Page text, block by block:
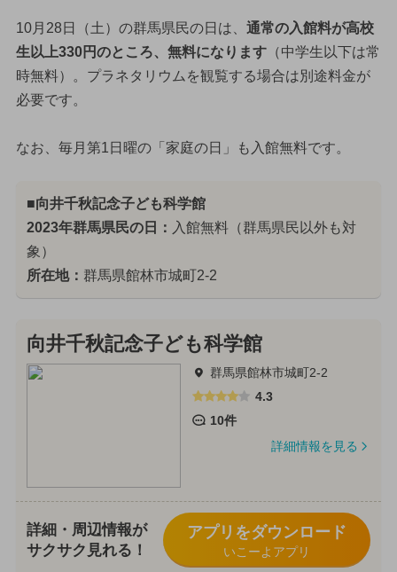
10月28日（土）の群馬県民の日は、 通常の入館料が高校
生以上330円のところ、無料になります（中学生以下は常
時無料）。プラネタリウムを観覧する場合は別途料金が
必要です。
なお、毎月第1日曜の「家庭の日」も入館無料です。
■向井千秋記念子ども科学館
2023年群馬県民の日： 入館無料（群馬県民以外も対
象）
所在地： 群馬県館林市城町2-2
向井千秋記念子ども科学館
群馬県館林市城町2-2
4.3
10件
詳細情報を見る
詳細・周辺情報が
サクサク見れる！
アプリをダウンロード
いこーよアプリ